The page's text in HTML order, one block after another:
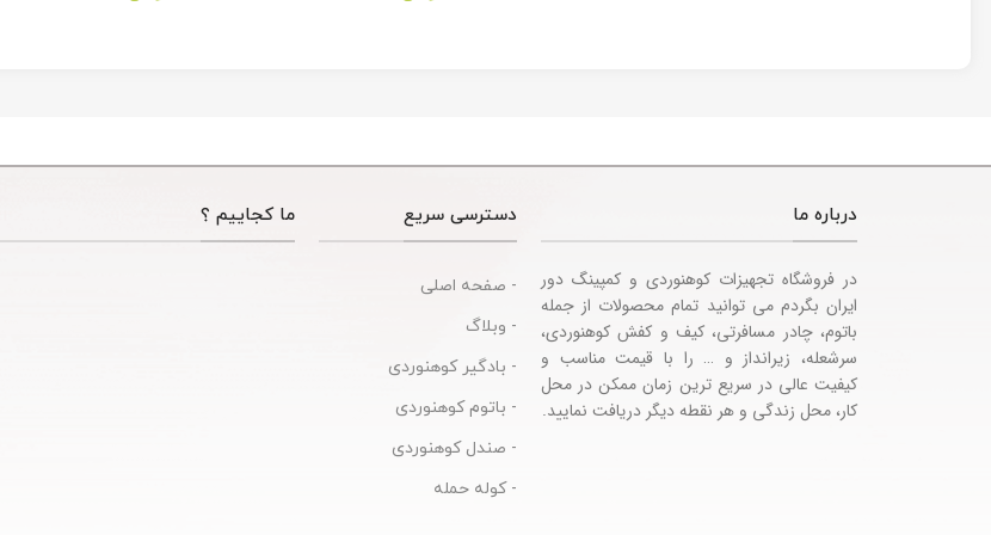
Accessories
Tactical Camping
درباره ما
در فروشگاه تجهیزات کوهنوردی و کمپینگ دور
ایران بگردم می توانید تمام محصولات از جمله
باتوم، چادر مسافرتی، کیف و کفش کوهنوردی،
سرشعله، زیرانداز و … را با قیمت مناسب و
کیفیت عالی در سریع ترین زمان ممکن در محل
کار، محل زندگی و هر نقطه دیگر دریافت نمایید.
دسترسی سریع
- صفحه اصلی
- وبلاگ
- بادگیر کوهنوردی
- باتوم کوهنوردی
- صندل کوهنوردی
- کوله حمله
ما کجاییم ؟